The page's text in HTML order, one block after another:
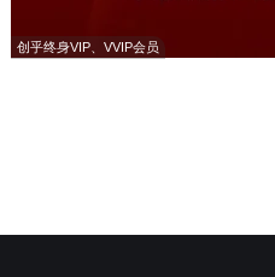
创乎终身VIP、VVIP会员